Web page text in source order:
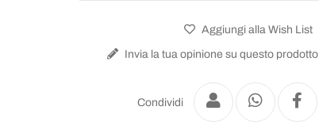
Aggiungi alla Wish List
Invia la tua opinione su questo prodotto
Condividi